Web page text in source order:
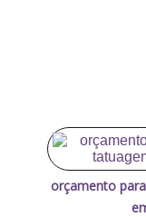
orçamento